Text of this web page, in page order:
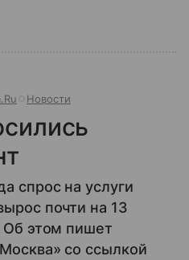
Новости
спрос на услуги
почти на 13
Об этом пишет
со ссылкой